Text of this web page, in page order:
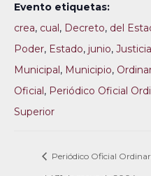
Evento etiquetas:
crea, cual, Decreto, del
Poder, Estado, junio, Justicia
Municipal, Municipio,
Oficial, Periódico Oficial
Superior
Periódico Oficial